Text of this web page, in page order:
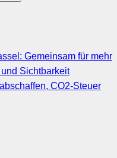
Gemeinsam für mehr
Sichtbarkeit
CO2-Steuer